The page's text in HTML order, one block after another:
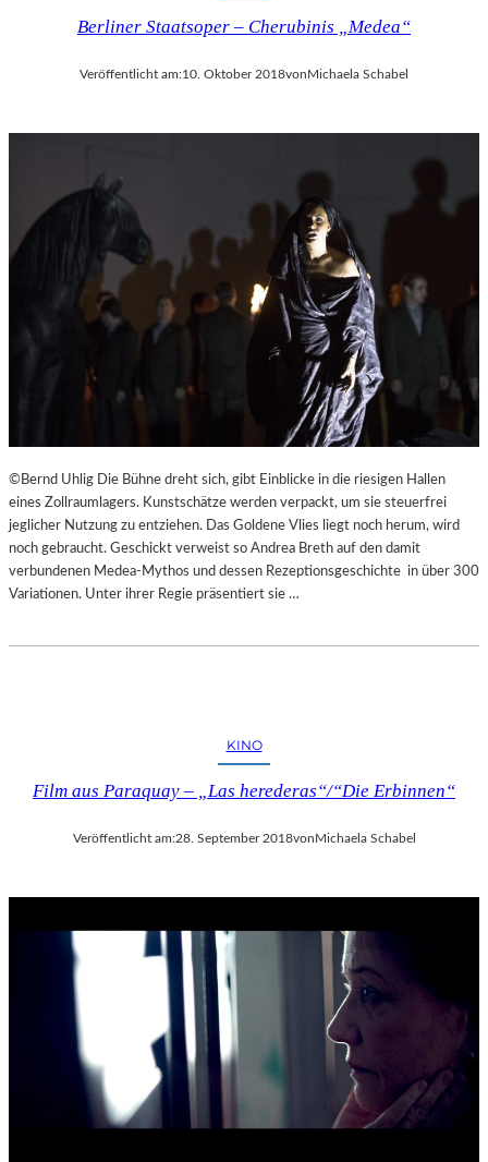
Berliner Staatsoper – Cherubinis „Medea“
Veröffentlicht am:10. Oktober 2018vonMichaela Schabel
©Bernd Uhlig Die Bühne dreht sich, gibt Einblicke in die riesigen Hallen
eines Zollraumlagers. Kunstschätze werden verpackt, um sie steuerfrei
jeglicher Nutzung zu entziehen. Das Goldene Vlies liegt noch herum, wird
noch gebraucht. Geschickt verweist so Andrea Breth auf den damit
verbundenen Medea-Mythos und dessen Rezeptionsgeschichte in über 300
Variationen. Unter ihrer Regie präsentiert sie …
KINO
Film aus Paraquay – „Las herederas“/“Die Erbinnen“
Veröffentlicht am:28. September 2018von Michaela Schabel